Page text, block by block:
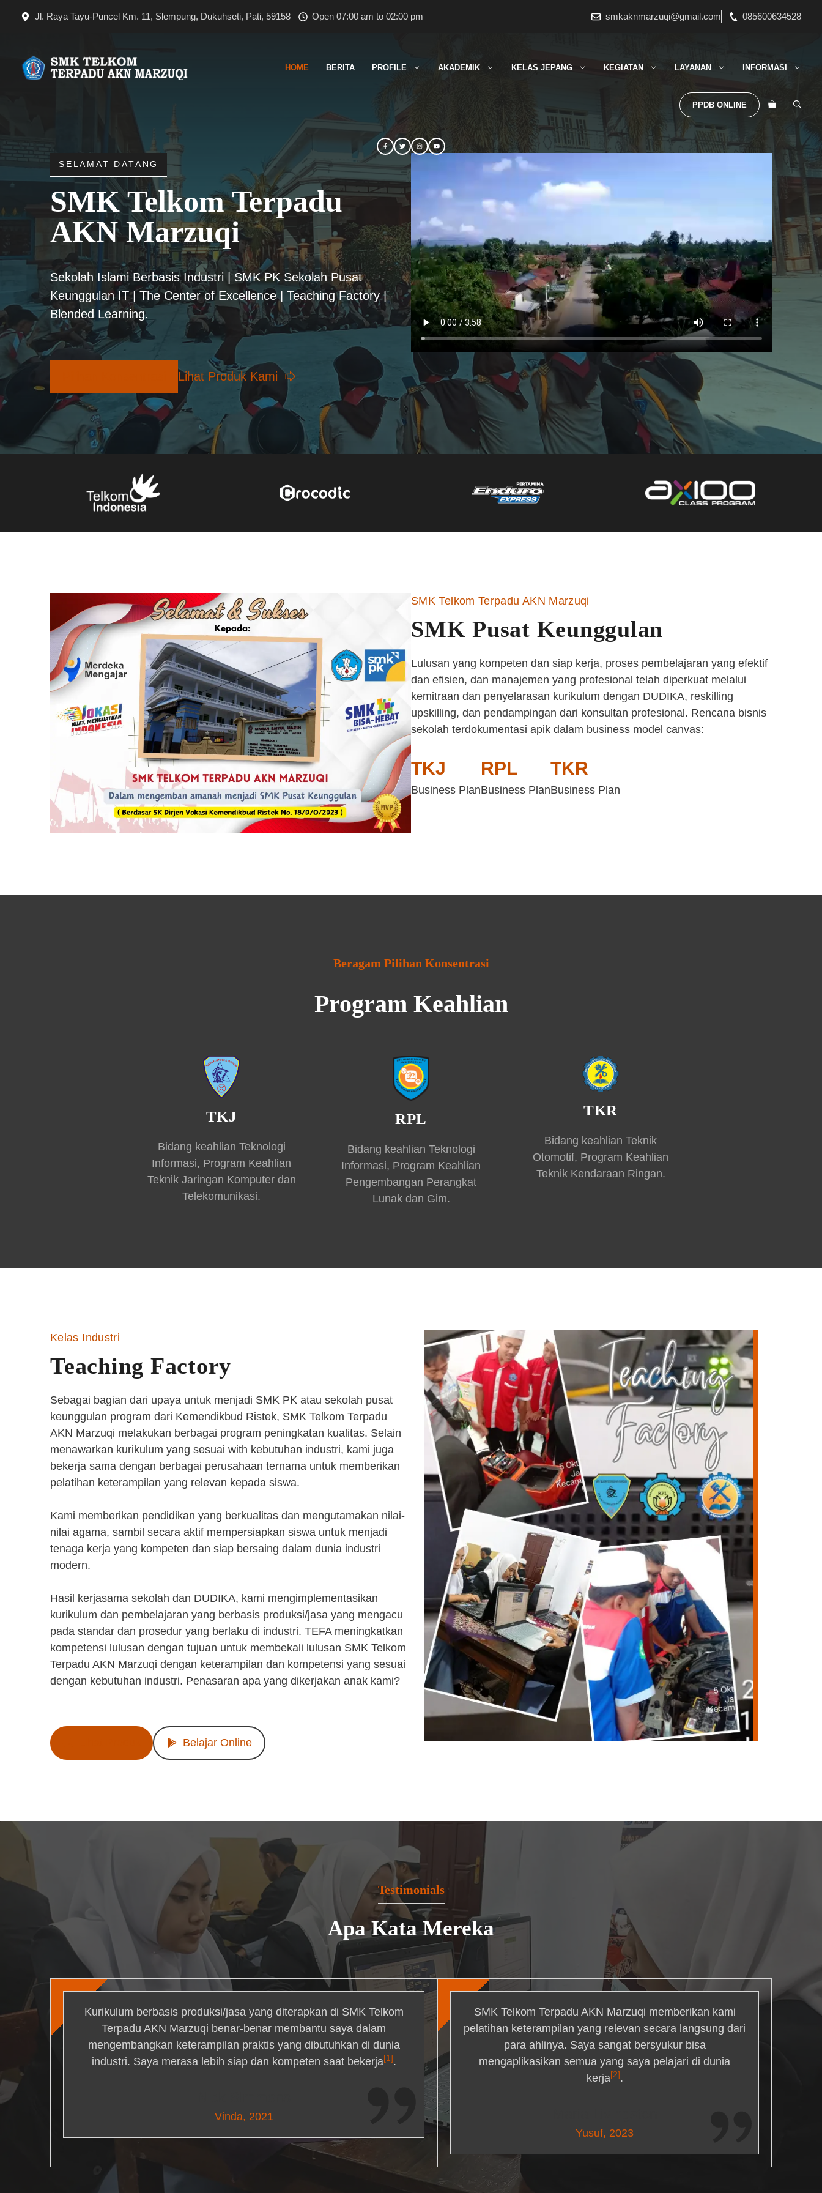
Jl. Raya Tayu-Puncel Km. 11, Slempung, Dukuhseti, Pati, 59158 Open 07:00 am to 02:00 pm smkaknmarzuqi@gmail.com 085600634528
HOME BERITA PROFILE AKADEMIK KELAS JEPANG KEGIATAN LAYANAN INFORMASI
PPDB ONLINE
SELAMAT DATANG
SMK Telkom Terpadu
AKN Marzuqi
Sekolah Islami Berbasis Industri | SMK PK Sekolah Pusat
Keunggulan IT | The Center of Excellence | Teaching Factory |
Blended Learning.
Lihat Produk Kami
SMK Telkom Terpadu AKN Marzuqi
SMK Pusat Keunggulan
Lulusan yang kompeten dan siap kerja, proses pembelajaran yang efektif
dan efisien, dan manajemen yang profesional telah diperkuat melalui
kemitraan dan penyelarasan kurikulum dengan DUDIKA, reskilling
upskilling, dan pendampingan dari konsultan profesional. Rencana bisnis
sekolah terdokumentasi apik dalam business model canvas:
TKJ
Business Plan
RPL
Business Plan
TKR
Business Plan
Beragam Pilihan Konsentrasi
Program Keahlian
TKJ
Bidang keahlian Teknologi
Informasi, Program Keahlian
Teknik Jaringan Komputer dan
Telekomunikasi.
RPL
Bidang keahlian Teknologi
Informasi, Program Keahlian
Pengembangan Perangkat
Lunak dan Gim.
TKR
Bidang keahlian Teknik
Otomotif, Program Keahlian
Teknik Kendaraan Ringan.
Kelas Industri
Teaching Factory
Sebagai bagian dari upaya untuk menjadi SMK PK atau sekolah pusat
keunggulan program dari Kemendikbud Ristek, SMK Telkom Terpadu
AKN Marzuqi melakukan berbagai program peningkatan kualitas. Selain
menawarkan kurikulum yang sesuai with kebutuhan industri, kami juga
bekerja sama dengan berbagai perusahaan ternama untuk memberikan
pelatihan keterampilan yang relevan kepada siswa.
Kami memberikan pendidikan yang berkualitas dan mengutamakan nilai-
nilai agama, sambil secara aktif mempersiapkan siswa untuk menjadi
tenaga kerja yang kompeten dan siap bersaing dalam dunia industri
modern.
Hasil kerjasama sekolah dan DUDIKA, kami mengimplementasikan
kurikulum dan pembelajaran yang berbasis produksi/jasa yang mengacu
pada standar dan prosedur yang berlaku di industri. TEFA meningkatkan
kompetensi lulusan dengan tujuan untuk membekali lulusan SMK Telkom
Terpadu AKN Marzuqi dengan keterampilan dan kompetensi yang sesuai
dengan kebutuhan industri. Penasaran apa yang dikerjakan anak kami?
Belajar Online
Testimonials
Apa Kata Mereka
Kurikulum berbasis produksi/jasa yang diterapkan di SMK Telkom
Terpadu AKN Marzuqi benar-benar membantu saya dalam
mengembangkan keterampilan praktis yang dibutuhkan di dunia
industri. Saya merasa lebih siap dan kompeten saat bekerja[1].
Vinda, 2021
SMK Telkom Terpadu AKN Marzuqi memberikan kami
pelatihan keterampilan yang relevan secara langsung dari
para ahlinya. Saya sangat bersyukur bisa
mengaplikasikan semua yang saya pelajari di dunia
kerja[2].
Yusuf, 2023